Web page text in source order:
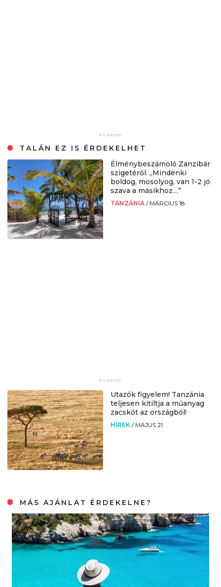
TALÁN EZ IS ÉRDEKELHET
Élménybeszámoló Zanzibár
szigetéről: „Mindenki
boldog, mosolyog, van 1-2 jó
szava a másikhoz…”
TANZÁNIA / MÁRCIUS 18.
Utazók figyelem! Tanzánia
teljesen kitiltja a műanyag
zacskót az országból!
HÍREK / MÁJUS 21.
MÁS AJÁNLAT ÉRDEKELNE?